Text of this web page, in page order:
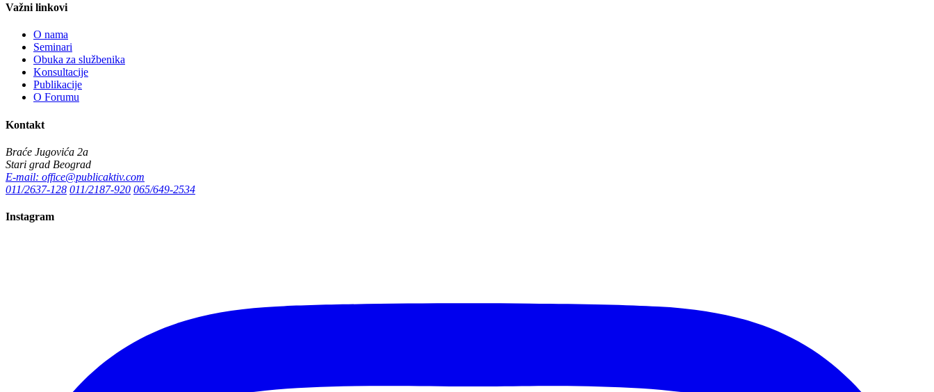
Važni linkovi
O nama
Seminari
Obuka za službenika
Konsultacije
Publikacije
O Forumu
Kontakt
Braće Jugovića 2a
Stari grad Beograd
E-mail: office@publicaktiv.com
011/2637-128 011/2187-920 065/649-2534
Instagram